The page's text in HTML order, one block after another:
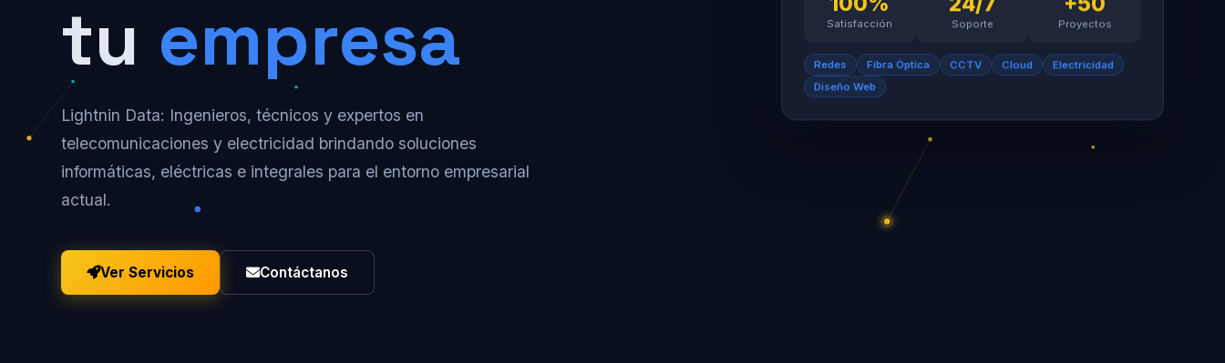
tu empresa
Lightnin Data: Ingenieros, técnicos y expertos en
telecomunicaciones y electricidad brindando soluciones
informáticas, eléctricas e integrales para el entorno empresarial
actual.
Ver Servicios Contáctanos
Satisfacción Soporte Proyectos
Redes Fibra Óptica CCTV Cloud
Electricidad
Diseño Web